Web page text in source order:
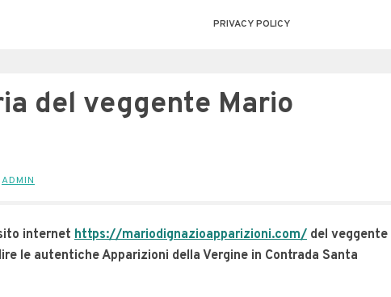
PRIVACY POLICY
del veggente Mario
ADMIN
internet https://mariodignazioapparizioni.com/ del veggente
le autentiche Apparizioni della Vergine in Contrada Santa